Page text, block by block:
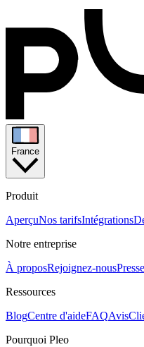
France
Produit
AperçuNos tarifsIntégrations
Notre entreprise
À proposRejoignez-nousPresse
Ressources
BlogCentre d'aideFAQAvis
Pourquoi Pleo